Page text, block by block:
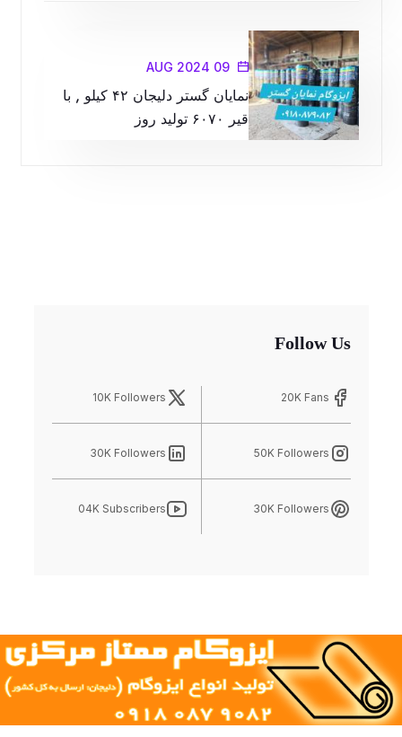
09 AUG 2024
نمایان گستر دلیجان ۴۲ کیلو , با
قیر ۶۰۷۰ تولید روز
Follow Us
20K Fans
10K Followers
50K Followers
30K Followers
30K Followers
04K Subscribers